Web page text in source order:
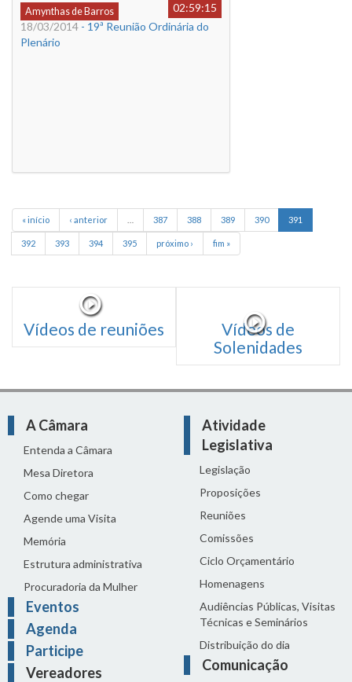
Amynthas de Barros
02:59:15
18/03/2014 - 19ª Reunião Ordinária do
Plenário
« início ‹ anterior 387 388 389 390 391
392 393 394 395 próximo › fim »
Vídeos de reuniões
Vídeos de
Solenidades
A Câmara
Entenda a Câmara
Mesa Diretora
Como chegar
Agende uma Visita
Memória
Estrutura administrativa
Procuradoria da Mulher
Eventos
Agenda
Participe
Vereadores
Atividade
Legislativa
Legislação
Proposições
Reuniões
Comissões
Ciclo Orçamentário
Homenagens
Audiências Públicas, Visitas
Técnicas e Seminários
Distribuição do dia
Comunicação